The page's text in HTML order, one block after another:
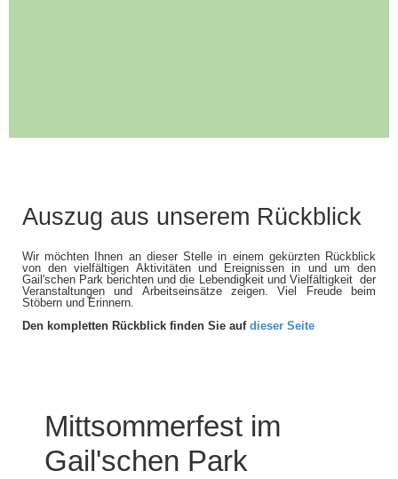
Auszug aus unserem Rückblick
Wir möchten Ihnen an dieser Stelle in einem gekürzten Rückblick
von den vielfältigen Aktivitäten und Ereignissen in und um den
Gail'schen Park berichten und die Lebendigkeit und Vielfältigkeit der
Veranstaltungen und Arbeitseinsätze zeigen. Viel Freude beim
Stöbern und Erinnern.
Den kompletten Rückblick finden Sie auf dieser Seite
Mittsommerfest im
Gail'schen Park